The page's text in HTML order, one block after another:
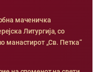
маченичка
Литургија, со
манастирот „Св. Петка“